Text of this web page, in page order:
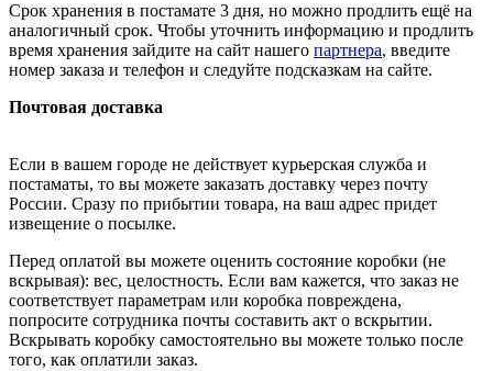
Срок хранения в постамате 3 дня, но можно продлить ещё на
аналогичный срок. Чтобы уточнить информацию и продлить
время хранения зайдите на сайт нашего партнера, введите
номер заказа и телефон и следуйте подсказкам на сайте.
Почтовая доставка
Если в вашем городе не действует курьерская служба и
постаматы, то вы можете заказать доставку через почту
России. Сразу по прибытии товара, на ваш адрес придет
извещение о посылке.
Перед оплатой вы можете оценить состояние коробки (не
вскрывая): вес, целостность. Если вам кажется, что заказ не
соответствует параметрам или коробка повреждена,
попросите сотрудника почты составить акт о вскрытии.
Вскрывать коробку самостоятельно вы можете только после
того, как оплатили заказ.